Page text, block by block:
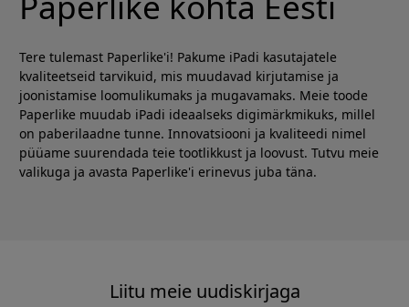
Tere tulemast Paperlike'i! Pakume iPadi kasutajatele
kvaliteetseid tarvikuid, mis muudavad kirjutamise ja
joonistamise loomulikumaks ja mugavamaks. Meie toode
Paperlike muudab iPadi ideaalseks digimärkmikuks, millel
on paberilaadne tunne. Innovatsiooni ja kvaliteedi nimel
püüame suurendada teie tootlikkust ja loovust. Tutvu meie
valikuga ja avasta Paperlike'i erinevus juba täna.
Liitu meie uudiskirjaga